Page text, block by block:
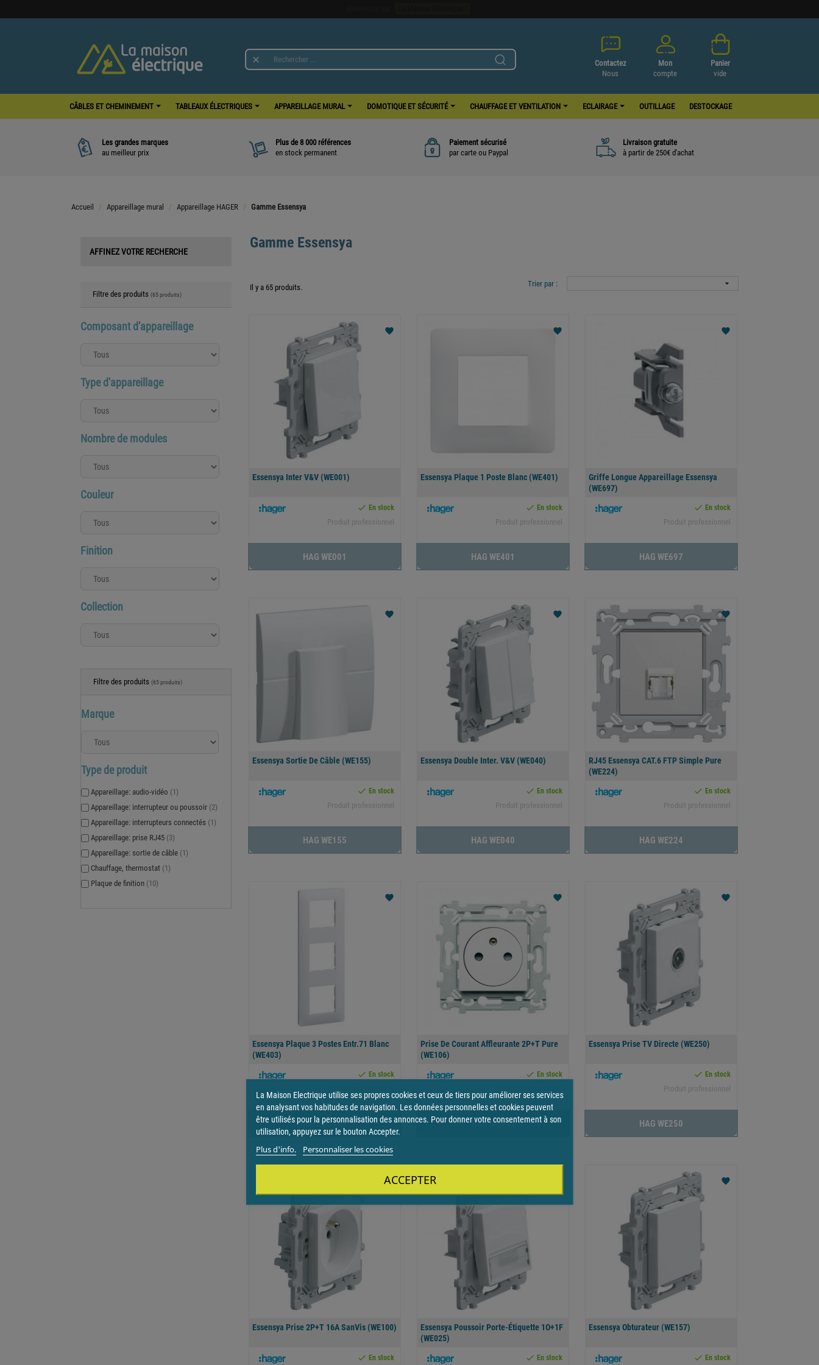

Contactez
Nous
Mon
compte
Panier
vide
CÂBLES ET CHEMINEMENT TABLEAUX ÉLECTRIQUES APPAREILLAGE MURAL DOMOTIQUE ET SÉCURITÉ CHAUFFAGE ET VENTILATION ECLAIRAGE OUTILLAGE DESTOCKAGE
Les grandes marques
au meilleur prix
Plus de 8 000 références
en stock permanent
Paiement sécurisé
par carte ou Paypal
Livraison gratuite
à partir de 250€ d'achat
Accueil Appareillage mural Appareillage HAGER Gamme Essensya
AFFINEZ VOTRE RECHERCHE
Filtre des produits (65 produits)
Composant d'appareillage
Type d'appareillage
Nombre de modules
Couleur
Finition
Collection
Filtre des produits (65 produits)
Marque
Type de produit
Appareillage: audio-vidéo (1)
Appareillage: interrupteur ou poussoir (2)
Appareillage: interrupteurs connectés (1)
Appareillage: prise RJ45 (3)
Appareillage: sortie de câble (1)
Chauffage, thermostat (1)
Plaque de finition (10)
Gamme Essensya
Il y a 65 produits. Trier par : 
Essensya Inter V&V (WE001)
 En stock
Produit professionnel
favorite
HAG WE001
Essensya Plaque 1 Poste Blanc (WE401)
 En stock
Produit professionnel
favorite
HAG WE401
Griffe Longue Appareillage Essensya
(WE697)
 En stock
Produit professionnel
favorite
HAG WE697
Essensya Sortie De Câble (WE155)
 En stock
Produit professionnel
favorite
HAG WE155
Essensya Double Inter. V&V (WE040)
 En stock
Produit professionnel
favorite
HAG WE040
RJ45 Essensya CAT.6 FTP Simple Pure
(WE224)
 En stock
Produit professionnel
favorite
HAG WE224
Essensya Plaque 3 Postes Entr.71 Blanc
(WE403)
 En stock
favorite
HAG WE403
Prise De Courant Affleurante 2P+T Pure
(WE106)
 En stock
favorite
HAG WE106
Essensya Prise TV Directe (WE250)
 En stock
Produit professionnel
favorite
HAG WE250
Essensya Prise 2P+T 16A SanVis (WE100)
 En stock
favorite
Essensya Poussoir Porte-Étiquette 1O+1F
(WE025)
 En stock
Essensya Obturateur (WE157)
 En stock
favorite
La Maison Electrique utilise ses propres cookies et ceux de tiers pour améliorer ses services
en analysant vos habitudes de navigation. Les données personnelles et cookies peuvent
être utilisés pour la personnalisation des annonces. Pour donner votre consentement à son
utilisation, appuyez sur le bouton Accepter.
Plus d'info. Personnaliser les cookies
ACCEPTER